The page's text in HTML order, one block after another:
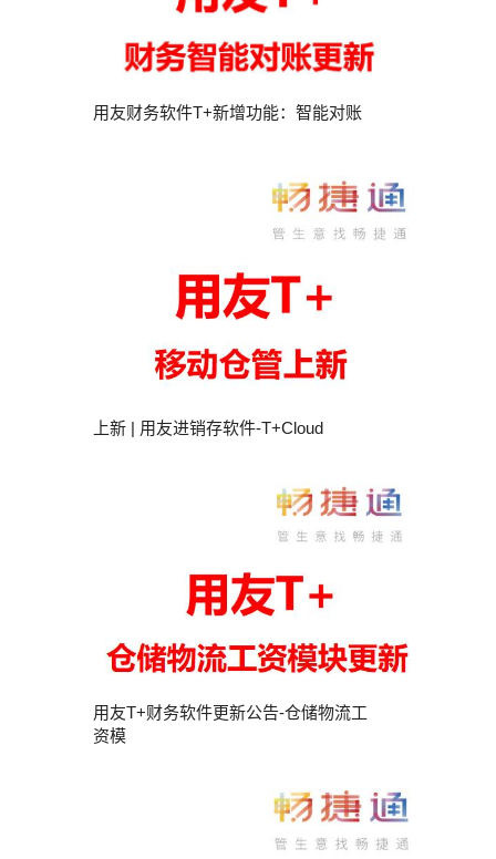
用友财务软件T+新增功能：智能对账
上新 | 用友进销存软件-T+Cloud
用友T+财务软件更新公告-仓储物流工
资模